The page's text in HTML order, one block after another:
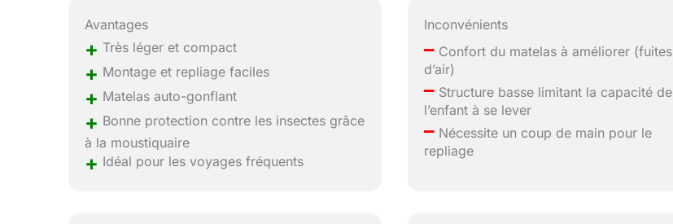
Avantages
+ Très léger et compact
+ Montage et repliage faciles
+ Matelas auto-gonflant
+ Bonne protection contre les insectes grâce
à la moustiquaire
+ Idéal pour les voyages fréquents
Inconvénients
– Confort du matelas à améliorer (fuites
d’air)
– Structure basse limitant la capacité de
l’enfant à se lever
– Nécessite un coup de main pour le
repliage